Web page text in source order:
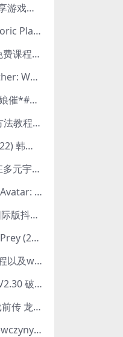
2000个 steam共享游戏账号 离线steam账号分享
史前星球 Prehistoric Planet (2022) 中字 1080p 高清 阿里云盘 2022.5.27已更新全集
洋葱学院中小学免费课程集合 云盘下载
黑豹2 Black Panther: Wakanda Forever (2022) 高清版
OVA巨*エルフ母娘催*#1エルフの国を蹂*する男。汚された女王と姫
DeepNude使用方法教程FAQ
B级文件 B컷 (2022) 韩国大尺度剧情电影 1080P 中字
奇异博士2：疯狂多元宇宙 Doctor Strange in the Multiverse of Madness (2022) 高清版1080p
阿凡达：水之道 Avatar: The Way of Water (2022) 1080p 2k 4k 中文字幕
ProxiTok 开源国际版抖音TikTok网页版 国内网络直连
铁血战士：猎物 Prey (2022) 中英字幕 1080P
卡密兑换使用教程以及windows使用教程
百度云密码大盗V2.30 破解分享链接提取码
HBO 权力的游戏前传 龙之家族 House of the Dragon (2022) 中字 1080P 更新4集
迪拜的女孩 Dziewczyny z Dubaju (2021) 1080P 中字